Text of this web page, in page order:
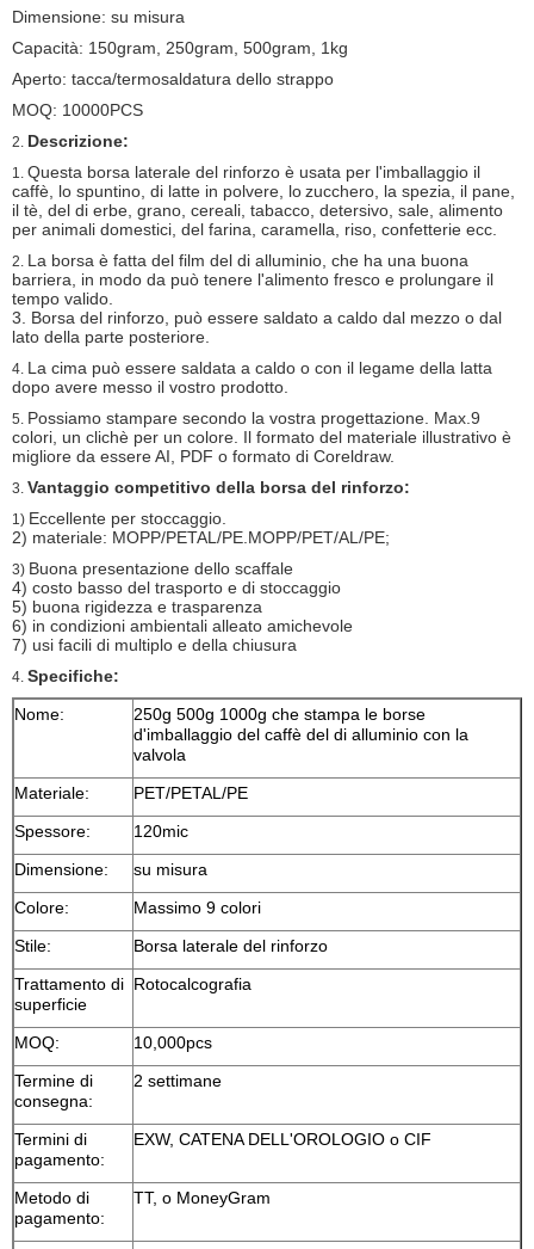
Dimensione: su misura
Capacità: 150gram, 250gram, 500gram, 1kg
Aperto: tacca/termosaldatura dello strappo
MOQ: 10000PCS
2. Descrizione:
1. Questa borsa laterale del rinforzo è usata per l'imballaggio il
caffè, lo spuntino, di latte in polvere, lozucchero, la spezia, il pane,
il tè, del di erbe, grano, cereali, tabacco, detersivo, sale, alimento
per animali domestici, del farina, caramella, riso, confetterie ecc.
2. La borsa è fatta del film del di alluminio, che ha una buona
barriera, in modo da può tenere l'alimento fresco e prolungare il
tempo valido.
3. Borsa del rinforzo, può essere saldato a caldo dal mezzo o dal
lato della parte posteriore.
4. La cima può essere saldata a caldo o con il legame della latta
dopo avere messo il vostro prodotto.
5. Possiamo stampare secondo la vostra progettazione. Max.9
colori, un clichè per un colore. Il formato del materiale illustrativo è
migliore da essere AI, PDF o formato di Coreldraw.
3. Vantaggio competitivo della borsa del rinforzo:
1) Eccellente per stoccaggio.
2) materiale: MOPP/PETAL/PE.MOPP/PET/AL/PE;
3) Buona presentazione dello scaffale
4) costo basso del trasporto e di stoccaggio
5) buona rigidezza e trasparenza
6) in condizioni ambientali alleato amichevole
7) usi facili di multiplo e della chiusura
4. Specifiche:
Nome:
250g 500g 1000g che stampa le borse
d'imballaggio del caffè del di alluminio con la
valvola
Materiale:
PET/PETAL/PE
Spessore:
120mic
Dimensione:
su misura
Colore:
Massimo 9 colori
Stile:
Borsa laterale del rinforzo
Trattamento di
superficie
Rotocalcografia
MOQ:
10,000pcs
Termine di
consegna:
2 settimane
Termini di
pagamento:
EXW, CATENA DELL'OROLOGIO o CIF
Metodo di
pagamento:
TT, o MoneyGram